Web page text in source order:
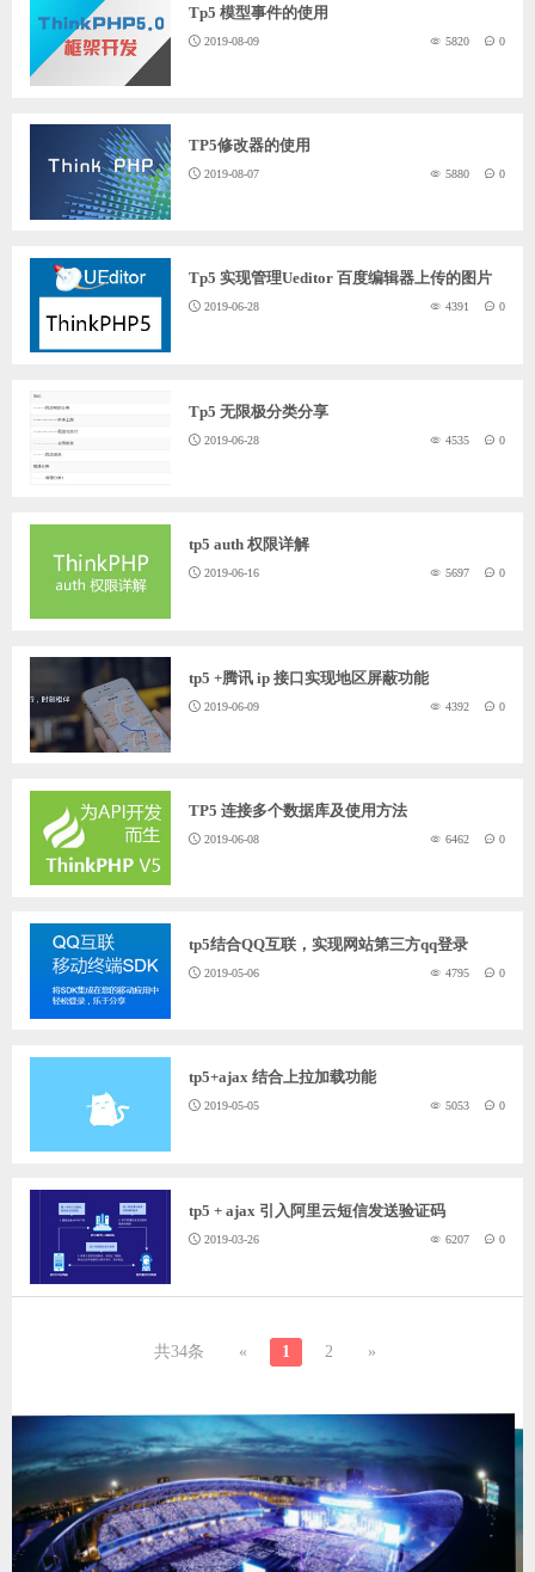
Tp5 模型事件的使用
2019-08-09 5820 0
TP5修改器的使用
2019-08-07 5880 0
Tp5 实现管理Ueditor 百度编辑器上传的图片
2019-06-28 4391 0
Tp5 无限极分类分享
2019-06-28 4535 0
tp5 auth 权限详解
2019-06-16 5697 0
tp5 +腾讯 ip 接口实现地区屏蔽功能
2019-06-09 4392 0
TP5 连接多个数据库及使用方法
2019-06-08 6462 0
tp5结合QQ互联，实现网站第三方qq登录
2019-05-06 4795 0
tp5+ajax 结合上拉加载功能
2019-05-05 5053 0
tp5 + ajax 引入阿里云短信发送验证码
2019-03-26 6207 0
共34条 « 1 2 »